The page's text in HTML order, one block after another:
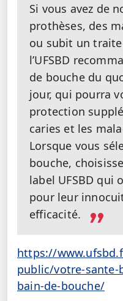
Si vous avez de
prothèses, des
ou subit un
l’UFSBD
de bouche du
jour, qui pourra
protection
caries et les
Lorsque vous
bouche,
label UFSBD qui
pour leur
efficacité.
https://
public/votre-sante-
bain-de-bouche/